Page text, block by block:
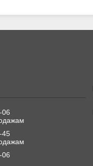
06
45
06